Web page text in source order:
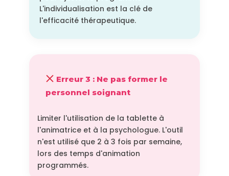
L'individualisation est la clé de
l'efficacité thérapeutique.
Erreur 3 : Ne pas former le
personnel soignant
Limiter l'utilisation de la tablette à
l'animatrice et à la psychologue. L'outil
n'est utilisé que 2 à 3 fois par semaine,
lors des temps d'animation
programmés.